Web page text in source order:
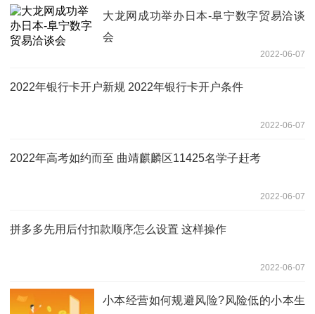
大龙网成功举办日本-阜宁数字贸易洽谈
会
2022-06-07
2022年银行卡开户新规 2022年银行卡开户条件
2022-06-07
2022年高考如约而至 曲靖麒麟区11425名学子赶考
2022-06-07
拼多多先用后付扣款顺序怎么设置 这样操作
2022-06-07
小本经营如何规避风险?风险低的小本生